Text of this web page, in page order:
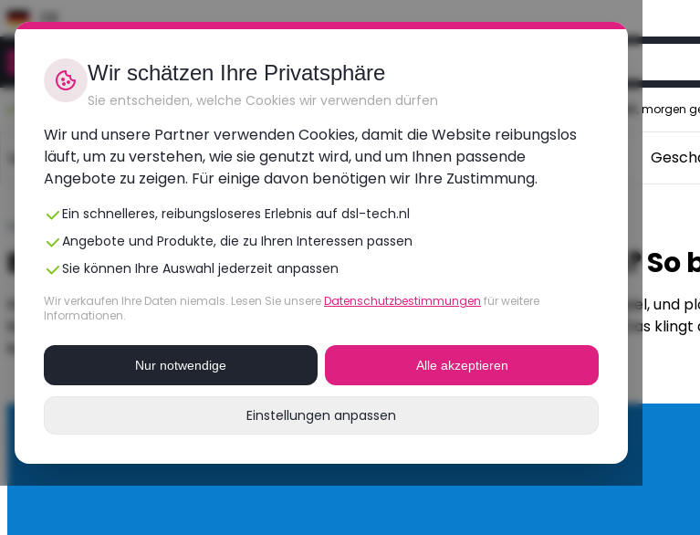
DE
Langlebig, erschwinglich, überholt Vor 12:00 Uhr bestellt, morgen
Laptops Dell laptops HP laptops Lenovo laptops Studenten
Was ist ein Bluescreen (BSOD)?
Bildschirm weg und plötzlich ein Bluescreen? So
Stell dir vor: Du arbeitest gerade konzentriert oder bist mitten in einem spannenden Spiel, und
blauer Bildschirm mit weißer Schrift – der berüchtigte „Blue Screen of Death“ (BSOD). Das
kannst du das Problem selbst mit ein paar einfachen Schritten schnell lösen.
Wir schätzen Ihre Privatsphäre
Sie entscheiden, welche Cookies wir verwenden dürfen
Wir und unsere Partner verwenden Cookies, damit die Website reibungslos
läuft, um zu verstehen, wie sie genutzt wird, und um Ihnen passende
Angebote zu zeigen. Für einige davon benötigen wir Ihre Zustimmung.
Ein schnelleres, reibungsloseres Erlebnis auf dsl-tech.nl
Angebote und Produkte, die zu Ihren Interessen passen
Sie können Ihre Auswahl jederzeit anpassen
Wir verkaufen Ihre Daten niemals. Lesen Sie unsereDatenschutzbestimmungen für weitere
Informationen.
Nur notwendige Alle akzeptieren
Einstellungen anpassen